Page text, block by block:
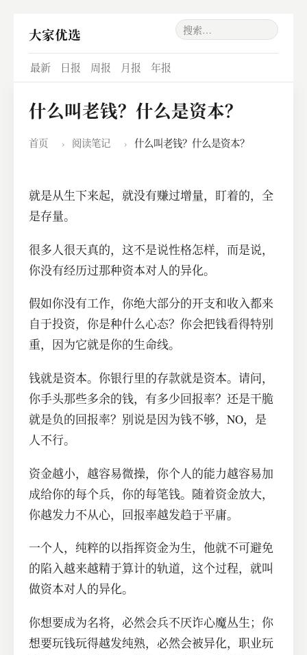
大家优选
最新 日报 周报 月报 年报
什么叫老钱？什么是资本？
首页 › 阅读笔记 › 什么叫老钱？什么是资本？
就是从生下来起，就没有赚过增量，盯着的，全
是存量。
很多人很天真的，这不是说性格怎样，而是说，
你没有经历过那种资本对人的异化。
假如你没有工作，你绝大部分的开支和收入都来
自于投资，你是种什么心态？你会把钱看得特别
重，因为它就是你的生命线。
钱就是资本。你银行里的存款就是资本。请问，
你手头那些多余的钱，有多少回报率？还是干脆
就是负的回报率？别说是因为钱不够，NO，是
人不行。
资金越小，越容易微操，你个人的能力越容易加
成给你的每个兵，你的每笔钱。随着资金放大，
你越发力不从心，回报率越发趋于平庸。
一个人，纯粹的以指挥资金为生，他就不可避免
的陷入越来越精于算计的轨道，这个过程，就叫
做资本对人的异化。
你想要成为名将，必然会兵不厌诈心魔丛生；你
想要玩钱玩得越发纯熟，必然会被异化，职业玩